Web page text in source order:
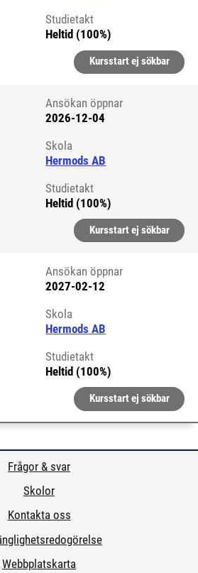
Studietakt
Heltid (100%)
Kursstart ej sökbar
Ansökan öppnar
2026-12-04
Skola
Hermods AB
Studietakt
Heltid (100%)
Kursstart ej sökbar
Ansökan öppnar
2027-02-12
Skola
Hermods AB
Studietakt
Heltid (100%)
Kursstart ej sökbar
Frågor & svar
Skolor
Kontakta oss
Webbplatskarta